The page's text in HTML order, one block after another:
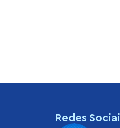
Redes